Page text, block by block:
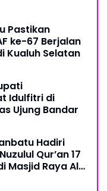
Pastikan
ke-67 Berjalan
Kualuh Selatan
Idulfitri di
Ujung Bandar
Hadiri
Qur’an 17
Masjid Raya Al-